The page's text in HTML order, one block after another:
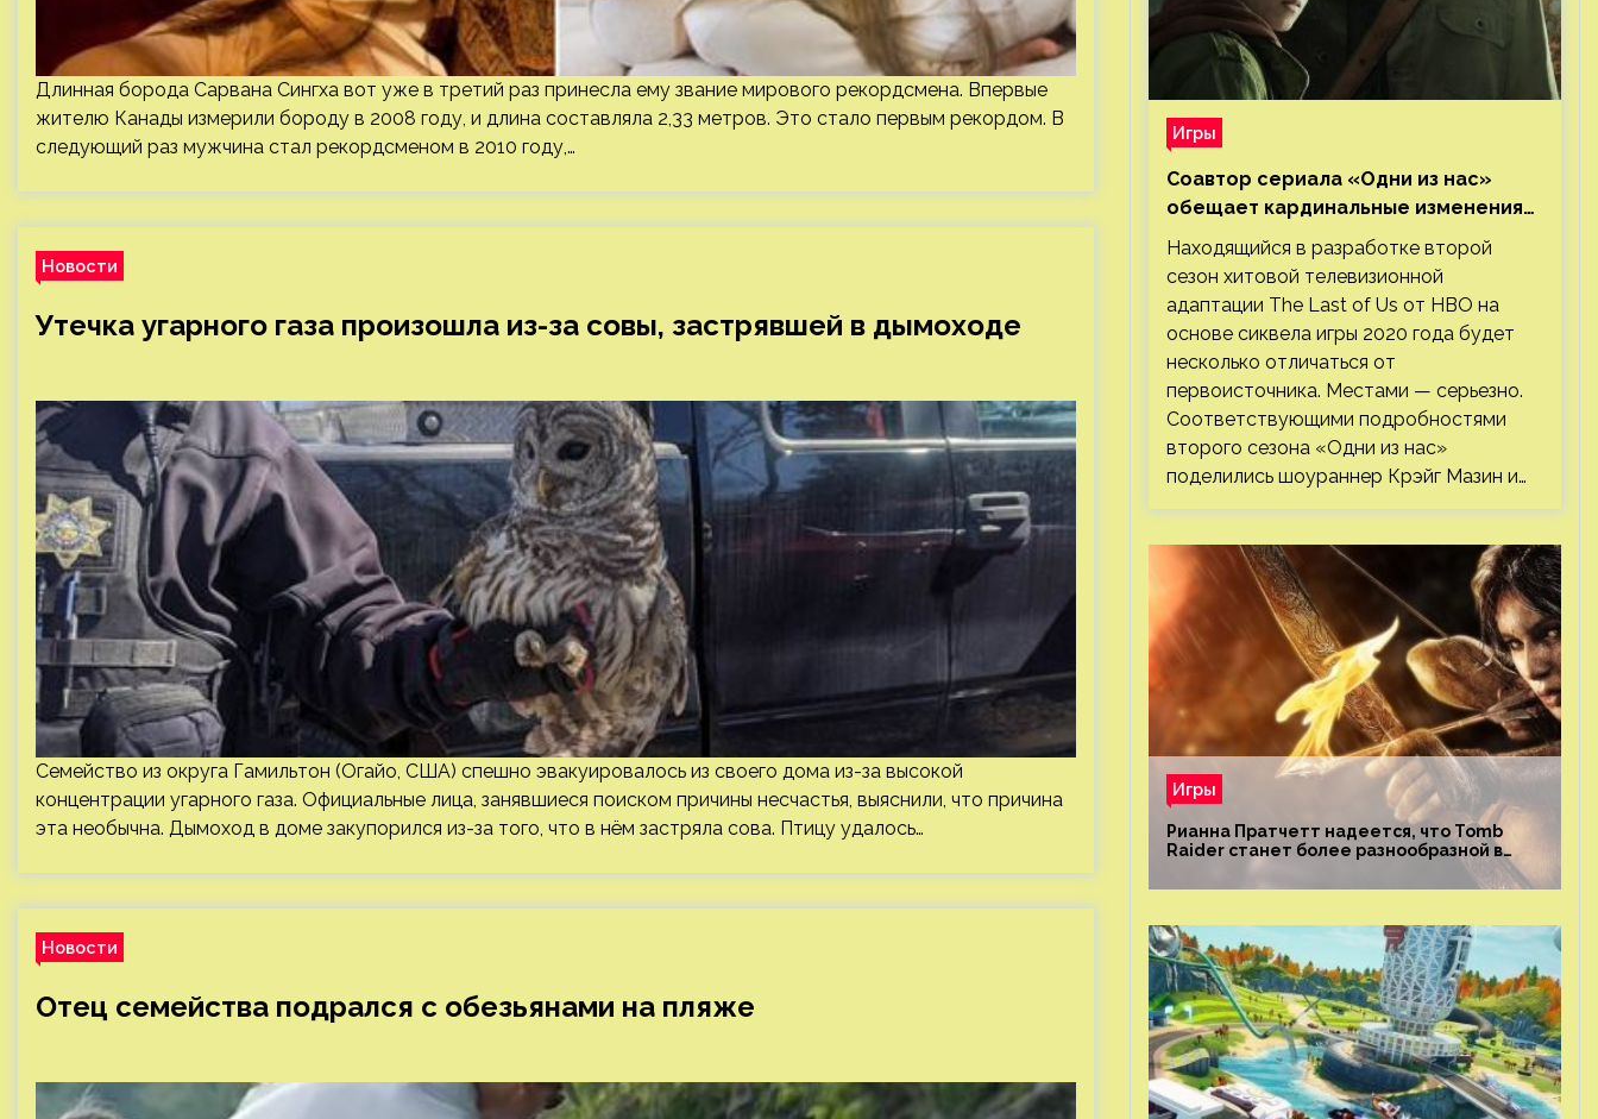
Длинная борода Сарвана Сингха вот уже в третий раз принесла ему звание мирового рекордсмена. Впервые
жителю Канады измерили бороду в 2008 году, и длина составляла 2,33 метров. Это стало первым рекордом. В
следующий раз мужчина стал рекордсменом в 2010 году,…
Новости
Утечка угарного газа произошла из-за совы, застрявшей в дымоходе
Семейство из округа Гамильтон (Огайо, США) спешно эвакуировалось из своего дома из-за высокой
концентрации угарного газа. Официальные лица, занявшиеся поиском причины несчастья, выяснили, что причина
эта необычна. Дымоход в доме закупорился из-за того, что в нём застряла сова. Птицу удалось…
Новости
Отец семейства подрался с обезьянами на пляже
Игры
Соавтор сериала «Одни из нас»
обещает кардинальные изменения
во втором сезоне
Находящийся в разработке второй
сезон хитовой телевизионной
адаптации The Last of Us от HBO на
основе сиквела игры 2020 года будет
несколько отличаться от
первоисточника. Местами — серьезно.
Соответствующими подробностями
второго сезона «Одни из нас»
поделились шоураннер Крэйг Мазин и…
Игры
Рианна Пратчетт надеется, что Tomb
Raider станет более разнообразной в
плане репрезентации